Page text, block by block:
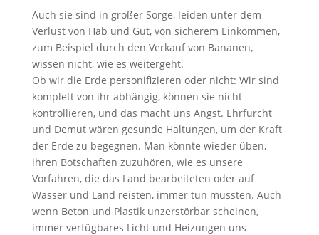
Auch sie sind in großer Sorge, leiden unter dem
Verlust von Hab und Gut, von sicherem Einkommen,
zum Beispiel durch den Verkauf von Bananen,
wissen nicht, wie es weitergeht.
Ob wir die Erde personifizieren oder nicht: Wir sind
komplett von ihr abhängig, können sie nicht
kontrollieren, und das macht uns Angst. Ehrfurcht
und Demut wären gesunde Haltungen, um der Kraft
der Erde zu begegnen. Man könnte wieder üben,
ihren Botschaften zuzuhören, wie es unsere
Vorfahren, die das Land bearbeiteten oder auf
Wasser und Land reisten, immer tun mussten. Auch
wenn Beton und Plastik unzerstörbar scheinen,
immer verfügbares Licht und Heizungen uns